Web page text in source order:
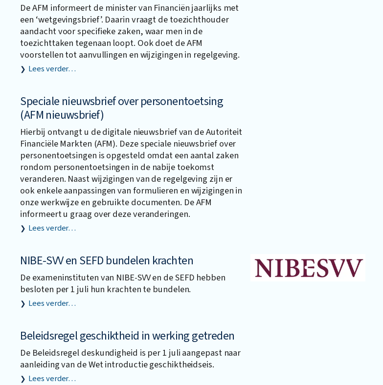
De AFM informeert de minister van Financiën jaarlijks met
een ‘wetgevingsbrief’. Daarin vraagt de toezichthouder
aandacht voor specifieke zaken, waar men in de
toezichttaken tegenaan loopt. Ook doet de AFM
voorstellen tot aanvullingen en wijzigingen in regelgeving.
Lees verder…
Speciale nieuwsbrief over personentoetsing
(AFM nieuwsbrief)
Hierbij ontvangt u de digitale nieuwsbrief van de Autoriteit
Financiële Markten (AFM). Deze speciale nieuwsbrief over
personentoetsingen is opgesteld omdat een aantal zaken
rondom personentoetsingen in de nabije toekomst
veranderen. Naast wijzigingen van de regelgeving zijn er
ook enkele aanpassingen van formulieren en wijzigingen in
onze werkwijze en gebruikte documenten. De AFM
informeert u graag over deze veranderingen.
Lees verder…
NIBE-SVV en SEFD bundelen krachten
De exameninstituten van NIBE-SVV en de SEFD hebben
besloten per 1 juli hun krachten te bundelen.
Lees verder…
Beleidsregel geschiktheid in werking getreden
De Beleidsregel deskundigheid is per 1 juli aangepast naar
aanleiding van de Wet introductie geschiktheidseis.
Lees verder…